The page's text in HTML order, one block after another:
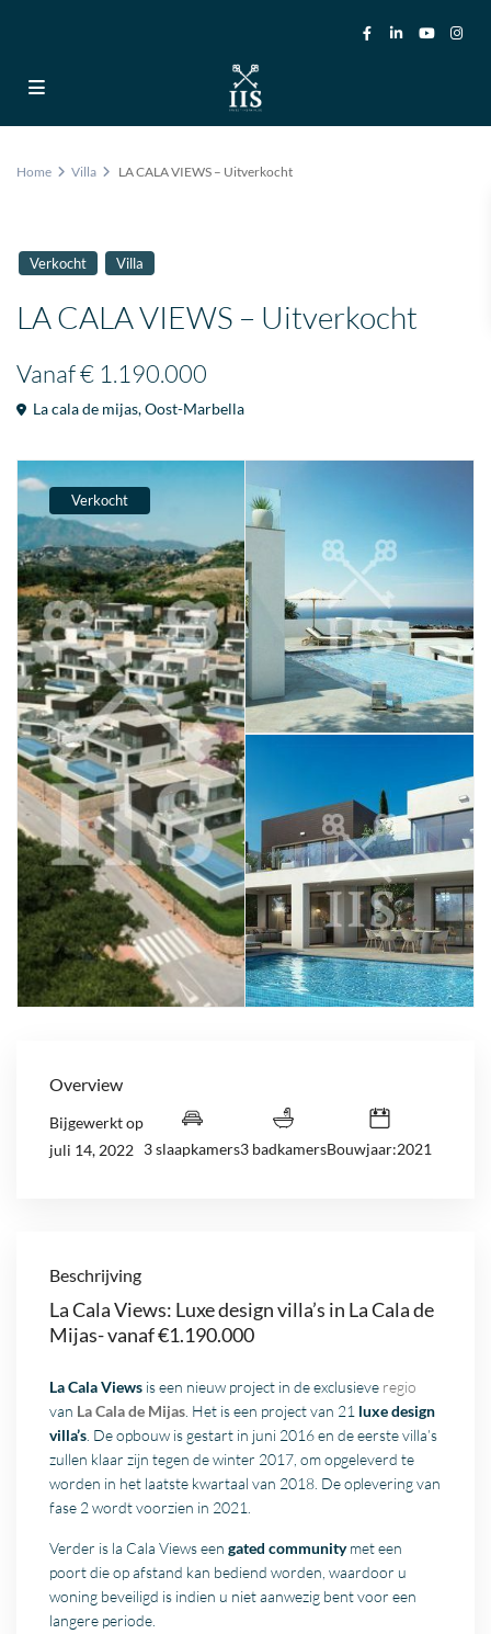
Home Villa LA CALA VIEWS – Uitverkocht
Verkocht Villa
LA CALA VIEWS – Uitverkocht
Vanaf€ 1.190.000
La cala de mijas,Oost-Marbella
Verkocht
Overview
Bijgewerkt op
juli 14, 2022 3 slaapkamers3 badkamersBouwjaar:2021
Beschrijving
La Cala Views: Luxe design villa’s in La Cala de
Mijas- vanaf €1.190.000
La Cala Views is een nieuw project in de exclusieve regio
van La Cala de Mijas . Het is een project van 21 luxe design
villa’s . De opbouw is gestart in juni 2016 en de eerste villa’s
zullen klaar zijn tegen de winter 2017, om opgeleverd te
worden in het laatste kwartaal van 2018. De oplevering van
fase 2 wordt voorzien in 2021.
Verder is la Cala Views eengated communitymet een
poort die op afstand kan bediend worden, waardoor u
woning beveiligd is indien u niet aanwezig bent voor een
langere periode.